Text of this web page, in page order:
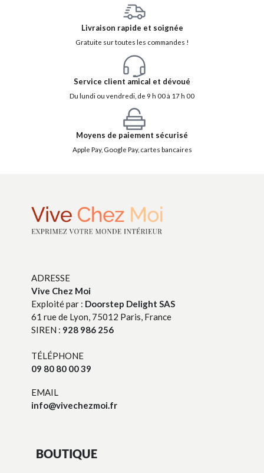
Livraison rapide et soignée
Gratuite sur toutes les commandes !
Service client amical et dévoué
Du lundi ou vendredi, de 9 h 00 à 17 h 00
Moyens de paiement sécurisé
Apple Pay, Google Pay, cartes bancaires
ADRESSE
Vive Chez Moi
Exploité par : Doorstep Delight SAS
61 rue de Lyon, 75012 Paris, France
SIREN : 928 986 256
TÉLÉPHONE
09 80 80 00 39
EMAIL
info@vivechezmoi.fr
BOUTIQUE